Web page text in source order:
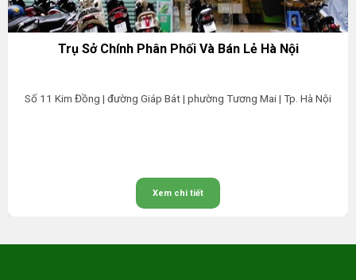
Trụ Sở Chính Phân Phối Và Bán Lẻ Hà Nội
Số 11 Kim Đồng | đường Giáp Bát | phường Tương Mai | Tp. Hà Nội
Xem chi tiết